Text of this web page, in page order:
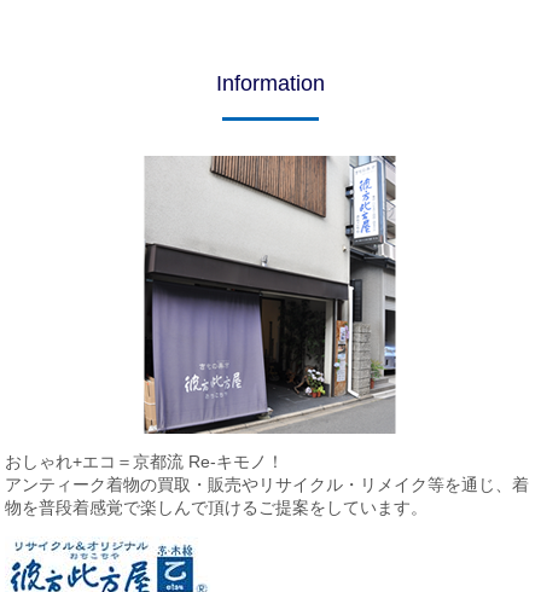
Information
おしゃれ+エコ＝京都流 Re-キモノ！
アンティーク着物の買取・販売やリサイクル・リメイク等を通じ、着
物を普段着感覚で楽しんで頂けるご提案をしています。